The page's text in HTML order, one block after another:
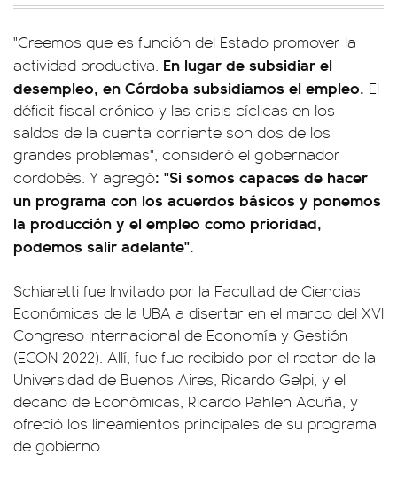
"Creemos que es función del Estado promover la
actividad productiva. En lugar de subsidiar el
desempleo, en Córdoba subsidiamos el empleo. El
déficit fiscal crónico y las crisis cíclicas en los
saldos de la cuenta corriente son dos de los
grandes problemas", consideró el gobernador
cordobés. Y agregó: "Si somos capaces de hacer
un programa con los acuerdos básicos y ponemos
la producción y el empleo como prioridad,
podemos salir adelante".
Schiaretti fue Invitado por la Facultad de Ciencias
Económicas de la UBA a disertar en el marco del XVI
Congreso Internacional de Economía y Gestión
(ECON 2022). Allí, fue fue recibido por el rector de la
Universidad de Buenos Aires, Ricardo Gelpi, y el
decano de Económicas, Ricardo Pahlen Acuña, y
ofreció los lineamientos principales de su programa
de gobierno.